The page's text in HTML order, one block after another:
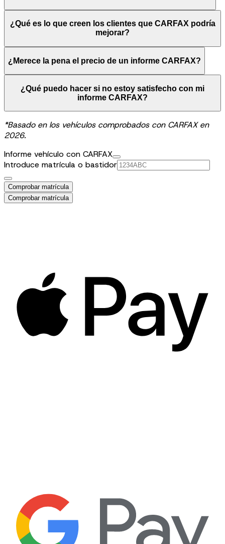
¿Qué es lo que creen los clientes que CARFAX podría
mejorar?
¿Merece la pena el precio de un informe CARFAX?
¿Qué puedo hacer si no estoy satisfecho con mi
informe CARFAX?
*Basado en los vehículos comprobados con CARFAX en
2026.
Informe vehículo con CARFAX
Introduce matrícula o bastidor
Comprobar matrícula
Comprobar matrícula